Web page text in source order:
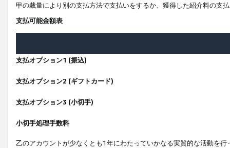
甲の裁量により別の支払方法で支払いをするか、獲得した紹介料の支
支払可能金額表
支払オプション1 (振込)
支払オプション2 (ギフトカード)
支払オプション3 (小切手)
小切手処理手数料
乙のアカウントが少なくとも1年にわたっていかなる実質的な活動を